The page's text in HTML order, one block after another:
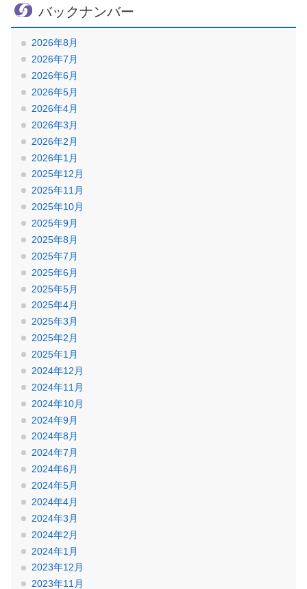
バックナンバー
2026年8月
2026年7月
2026年6月
2026年5月
2026年4月
2026年3月
2026年2月
2026年1月
2025年12月
2025年11月
2025年10月
2025年9月
2025年8月
2025年7月
2025年6月
2025年5月
2025年4月
2025年3月
2025年2月
2025年1月
2024年12月
2024年11月
2024年10月
2024年9月
2024年8月
2024年7月
2024年6月
2024年5月
2024年4月
2024年3月
2024年2月
2024年1月
2023年12月
2023年11月